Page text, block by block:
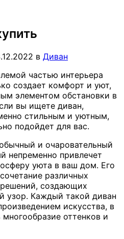
в Диван
частью интерьера
создает комфорт и уют,
элементом обстановки в
вы ищете диван,
стильным и уютным,
подойдет для вас.
и очаровательный
непременно привлечет
уюта в ваш дом. Его
различных
создающих
узор. Каждый такой диван
искусства, в
оттенков и